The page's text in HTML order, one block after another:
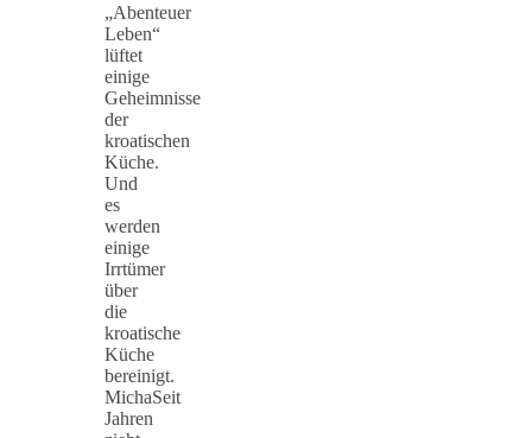
„Abenteuer
Leben“
lüftet
einige
Geheimnisse
der
kroatischen
Küche.
Und
es
werden
einige
Irrtümer
über
die
kroatische
Küche
bereinigt.
MichaSeit
Jahren